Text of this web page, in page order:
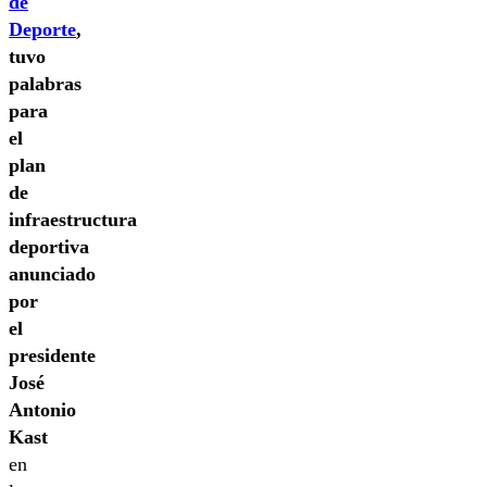
Deporte,
tuvo
palabras
para
el
plan
de
infraestructura
deportiva
anunciado
por
el
presidente
José
Antonio
Kast
en